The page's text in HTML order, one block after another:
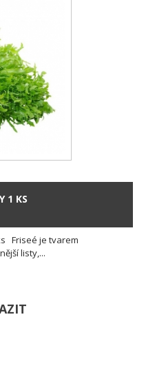
1 KS
Friseé je tvarem
listy,...